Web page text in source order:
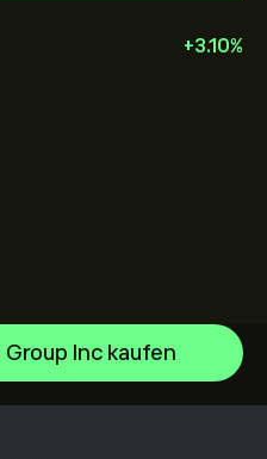
+3.10%
Inc kaufen